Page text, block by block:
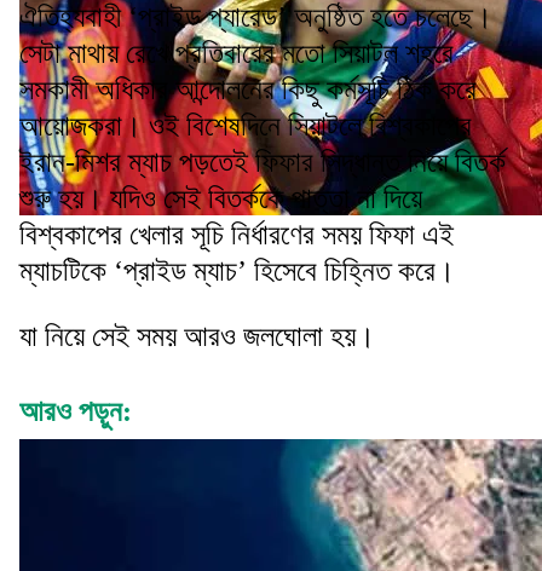
ঐতিহ্যবাহী ‘প্রাইড প্যারেড’ অনুষ্ঠিত হতে চলেছে।
সেটা মাথায় রেখে প্রতিবারের মতো সিয়াটল শহরে
সমকামী অধিকার আন্দোলনের কিছু কর্মসূচি ঠিক করে
আয়োজকরা। ওই বিশেষদিনে সিয়াটলে বিশ্বকাপের
ইরান-মিশর ম্যাচ পড়তেই ফিফার সিদ্ধান্ত নিয়ে বিতর্ক
শুরু হয়। যদিও সেই বিতর্ককে পাত্তা না দিয়ে
বিশ্বকাপের খেলার সূচি নির্ধারণের সময় ফিফা এই
ম্যাচটিকে ‘প্রাইড ম্যাচ’ হিসেবে চিহ্নিত করে।
যা নিয়ে সেই সময় আরও জলঘোলা হয়।
আরও পড়ুন: